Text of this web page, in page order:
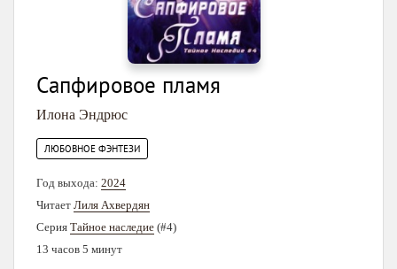
Сапфировое пламя
Илона Эндрюс
ЛЮБОВНОЕ ФЭНТЕЗИ
Год выхода: 2024
Читает Лиля Ахвердян
Серия Тайное наследие (#4)
13 часов 5 минут